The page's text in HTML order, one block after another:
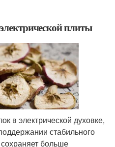
плиты
в электрической духовке,
стабильного
больше